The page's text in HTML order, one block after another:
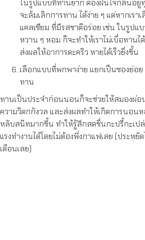
ในรูปแบบที่ทานยาก ต้องฝืนใจกลืนอยู่
จะล้มเลิกการทาน ได้ง่าย ๆ แต่หากเร
แคลเซียม ที่มีรสชาติอร่อย เช่น ในรูปแ
หวาน ๆ หอม ก็จะทำให้เราไม่เบื่อทาน
ส่งผลให้อาการตะคริว หายได้เร็วยิ่งขึ้น
เลือกแบบที่พกพาง่าย แยกเป็นซองย่อ
ทาน
ทานเป็นประจำก่อนนอนก็จะช่วยให้สมองผ่อ
ความวิตกกังวล และส่งผลทำให้เกิดการนอน
หลับสนิทมากขึ้น ทำให้รู้สึกสดชื่นกะปรี้กะเปล่
แรงทำงานได้โดยไม่ต้องพึ่งกาแฟเลย (ประหยั
เดือนเลย)